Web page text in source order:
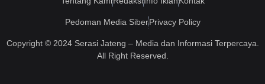
e
g
r
m
e
r
o
Pedoman Media SiberPrivacy Policy
Copyright © 2024 Serasi Jateng – Media dan Informasi Terpercaya.
All Right Reserved.